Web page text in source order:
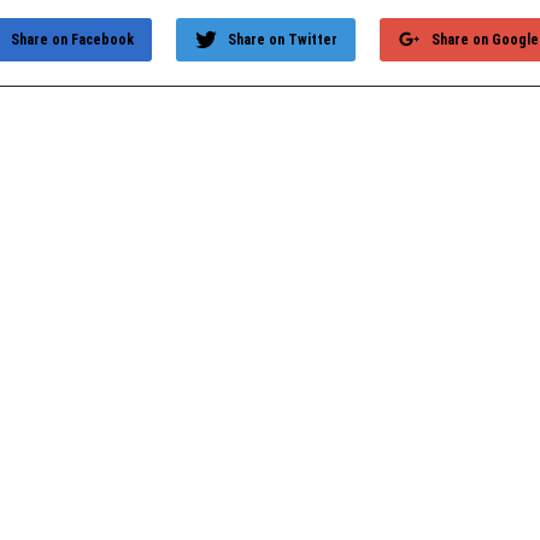
Share on
Share on Twitter
Share on Facebook